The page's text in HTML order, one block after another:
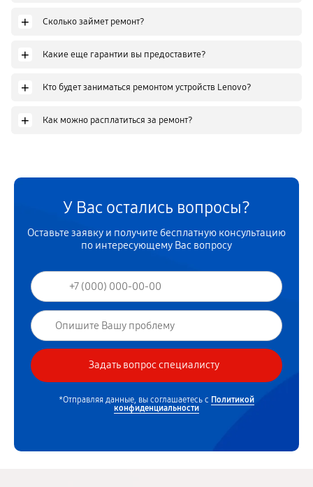
+ Сколько займет ремонт?
+ Какие еще гарантии вы предоставите?
+ Кто будет заниматься ремонтом устройств Lenovo?
+ Как можно расплатиться за ремонт?
У Вас остались вопросы?
Оставьте заявку и получите бесплатную консультацию
по интересующему Вас вопросу
*Отправляя данные, вы соглашаетесь с Политикой
конфиденциальности